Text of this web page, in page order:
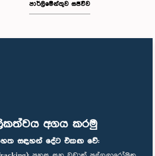
අගය කරමු
සඳහන් දේට එකඟ වේ:
පාර්ලිමේන්තුව සජීවීව